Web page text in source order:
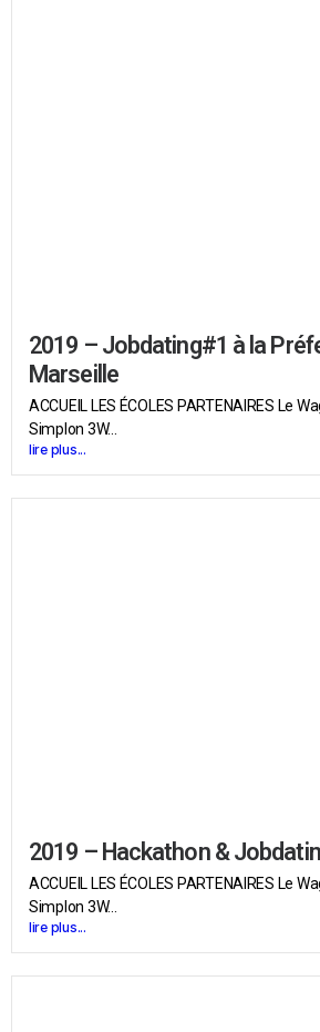
2019 – Jobdating#1 à la
Marseille
ACCUEIL LES ÉCOLES PARTENAIRES Le
Simplon 3W...
lire plus...
2019 – Hackathon &
ACCUEIL LES ÉCOLES PARTENAIRES Le
Simplon 3W...
lire plus...